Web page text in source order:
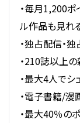
・毎月1,200ポ
ル作品も見れ
・独占配信・
・210誌以上
・最大4人でシ
・電子書籍/漫
・最大40％の